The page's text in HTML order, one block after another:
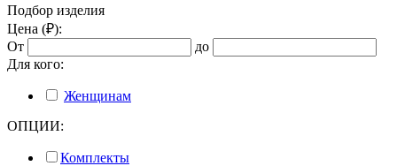
Подбор изделия
Цена (₽):
От
до
Для кого:
Женщинам
ОПЦИИ:
Комплекты